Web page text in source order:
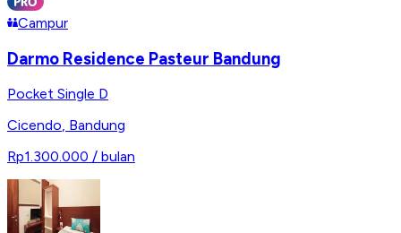
Campur
Darmo Residence Pasteur Bandung
Pocket Single D
Cicendo, Bandung
Rp1.300.000 / bulan